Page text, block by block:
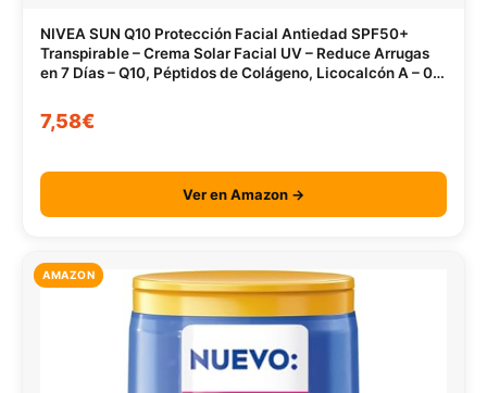
NIVEA SUN Q10 Protección Facial Antiedad SPF50+
Transpirable – Crema Solar Facial UV – Reduce Arrugas
en 7 Días – Q10, Péptidos de Colágeno, Licocalcón A – 0%
7,58€
Ver en Amazon →
AMAZON